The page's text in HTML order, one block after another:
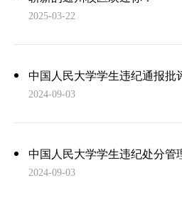
2025-03-22
中国人民大学学生违纪通报批
2024-09-03
中国人民大学学生违纪处分管
2024-09-03